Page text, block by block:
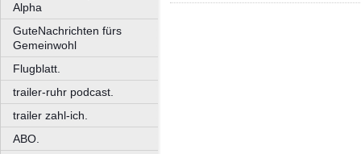
Alpha
GuteNachrichten fürs
Gemeinwohl
Flugblatt.
trailer-ruhr podcast.
trailer zahl-ich.
ABO.